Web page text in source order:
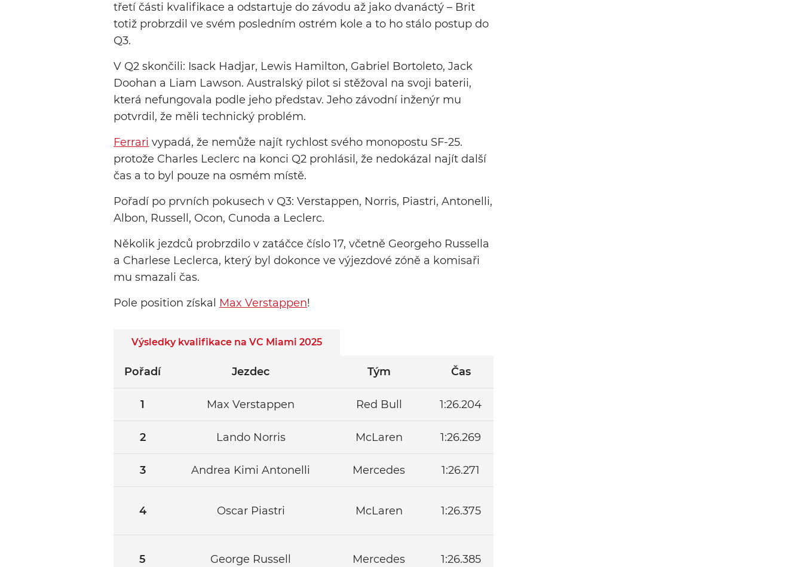
třetí části kvalifikace a odstartuje do závodu až jako dvanáctý – Brit
totiž probrzdil ve svém posledním ostrém kole a to ho stálo postup do
Q3.
V Q2 skončili: Isack Hadjar, Lewis Hamilton, Gabriel Bortoleto, Jack
Doohan a Liam Lawson. Australský pilot si stěžoval na svoji baterii,
která nefungovala podle jeho představ. Jeho závodní inženýr mu
potvrdil, že měli technický problém.
Ferrari vypadá, že nemůže najít rychlost svého monopostu SF-25.
protože Charles Leclerc na konci Q2 prohlásil, že nedokázal najít další
čas a to byl pouze na osmém místě.
Pořadí po prvních pokusech v Q3: Verstappen, Norris, Piastri, Antonelli,
Albon, Russell, Ocon, Cunoda a Leclerc.
Několik jezdců probrzdilo v zatáčce číslo 17, včetně Georgeho Russella
a Charlese Leclerca, který byl dokonce ve výjezdové zóně a komisaři
mu smazali čas.
Pole position získal Max Verstappen!
Výsledky kvalifikace na VC Miami 2025
Pořadí Jezdec Tým Čas
1 Max Verstappen Red Bull 1:26.204
2 Lando Norris McLaren 1:26.269
3 Andrea Kimi Antonelli Mercedes 1:26.271
4 Oscar Piastri McLaren 1:26.375
5 George Russell Mercedes 1:26.385